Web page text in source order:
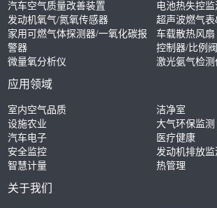
汽车空气质量改善装置
电池热失控
发动机氧气/氮氧传感器
超声波燃气
家用可燃气体探测器/一氧化碳报
警器
车载散热风扇
控制器/比例阀
微量氧分析仪
激光氨气检测
应用领域
室内空气品质
洁净室
设施农业
大气环保监测
汽车电子
医疗健康
安全监控
发动机排放监
智慧计量
热管理
关于我们